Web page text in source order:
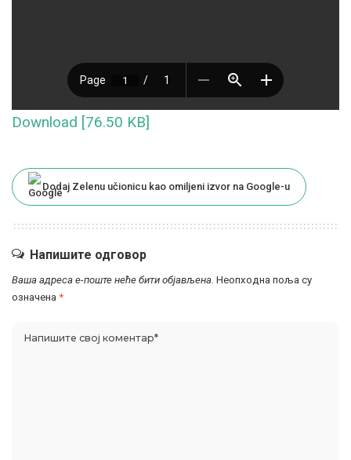
Download [76.50 KB]
Dodaj Zelenu učionicu kao omiljeni izvor na Google-u
Напишите одговор
Ваша адреса е-поште неће бити објављена. Неопходна поља су
означена *